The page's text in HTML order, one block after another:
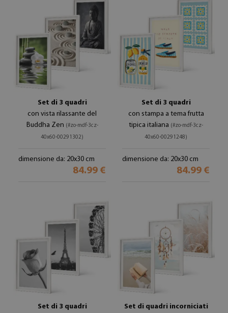
Set di 3 quadri
con vista rilassante del
Buddha Zen (#zo-mdf-3cz-
40x60-00291302)
dimensione da: 20x30 cm
84.99 €
Set di 3 quadri
con stampa a tema frutta
tipica italiana (#zo-mdf-3cz-
40x60-00291248)
dimensione da: 20x30 cm
84.99 €
Set di 3 quadri
Set di quadri incorniciati